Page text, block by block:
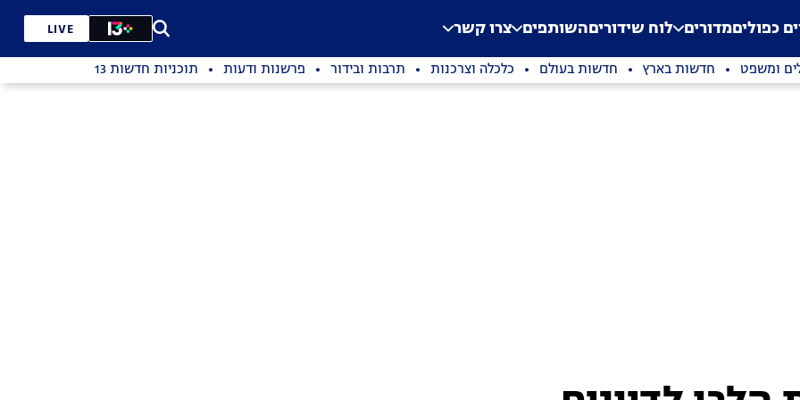
Application error: a
. כפוליםמדורים לוח שידוריםהשותפים צרו קשר LIVE
ומשפט חדשות בארץ חדשות בעולם כלכלה וצרכנות תרבות ובידור פרשנות ודעות תוכניות חדשות 13